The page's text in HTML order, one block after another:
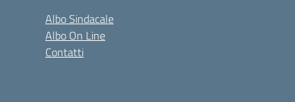
Albo Sindacale
Albo On Line
Contatti